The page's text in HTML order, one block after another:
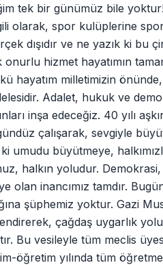
tek bir günümüz bile
olarak, spor kulüplerine
dışıdır ve ne yazık ki bu
hizmet hayatımın
hayatım milletimizin
Adalet, hukuk ve
inşa edeceğiz. 40 yılı
çalışarak, sevgiyle
umudu büyütmeye,
halkın yoludur.
inancımız tamdır. Bugün
şüphemiz yoktur. Gazi
çağdaş uygarlık
Bu vesileyle tüm meclis
öğretim yılında tüm